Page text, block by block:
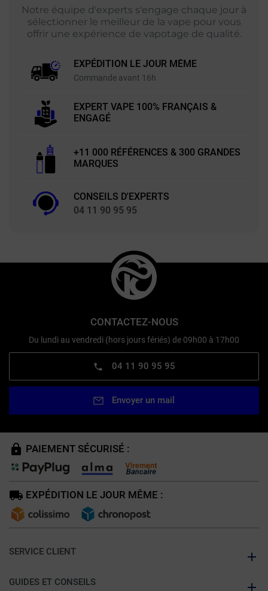
Notre équipe d'experts s'engage chaque jour à
sélectionner le meilleur de la vape pour vous
offrir une expérience de vapotage de qualité.
EXPÉDITION LE JOUR MÊME
Commande avant 16h
EXPERT VAPE 100% FRANÇAIS &
ENGAGÉ
+11 000 RÉFÉRENCES & 300 GRANDES
MARQUES
CONSEILS D'EXPERTS
04 11 90 95 95
CONTACTEZ-NOUS
Du lundi au vendredi (hors jours fériés) de 09h00 à 17h00
04 11 90 95 95
Envoyer un mail
PAIEMENT SÉCURISÉ :
EXPÉDITION LE JOUR MÊME :
SERVICE CLIENT
GUIDES ET CONSEILS